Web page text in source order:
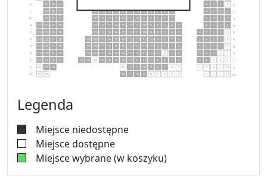
K
L
M
N
O
P
R
S
T
U
W
K
L
M
N
O
P
R
S
T
U
W
19
18 17 4 3 2
1
19
18 17 16 15 14 13 12 11 10 9 8 7 6 5 4 3 2
1
19
17 16 15 14 13 12 10 9 7 6 5 4 3 2
21 20 19 18 17 16 15 14 13 12 11 10 9 8 7 6 5 4 3 2 1
21 20 19 18 17 16 15 14 13 12 11 10 9 8 7 6 5 4 3 2 1
L2
23
22 21 20 19 18 17 16 15 14 13 12 11 10 9 8 7 6 5 4 3 2
1
23
22 21 20 19 18 17 16 15 14 13 12 11 10 9 8 7 6 5 4 3 2
1
23
22 21 20 19 18 17 16 15 14 13 12 11 10 9 8 7 6 5 4 3 2 1
24 23 22 21 20 19 18 17 16 15 14 13 12 11 10 9 8 7 6 5 4 3 2 1
22 21 20 13 12 11 10 9 8 7 6 5 4 3 2 1
L2
19
18 12 11 10 9 8 7 6 5 4 3 2 1 L2
Legenda
Miejsce niedostępne
Miejsce dostępne
Miejsce wybrane (w koszyku)